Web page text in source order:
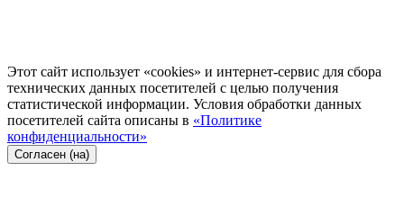
Этот сайт использует «cookies» и интернет-сервис для сбора
технических данных посетителей с целью получения
статистической информации. Условия обработки данных
посетителей сайта описаны в «Политике
конфиденциальности»
Согласен (на)